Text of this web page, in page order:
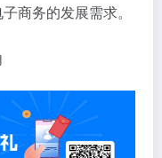
商务的发展需求。